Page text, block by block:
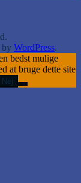
by WordPress.
bedst mulige
at bruge dette site
Nej